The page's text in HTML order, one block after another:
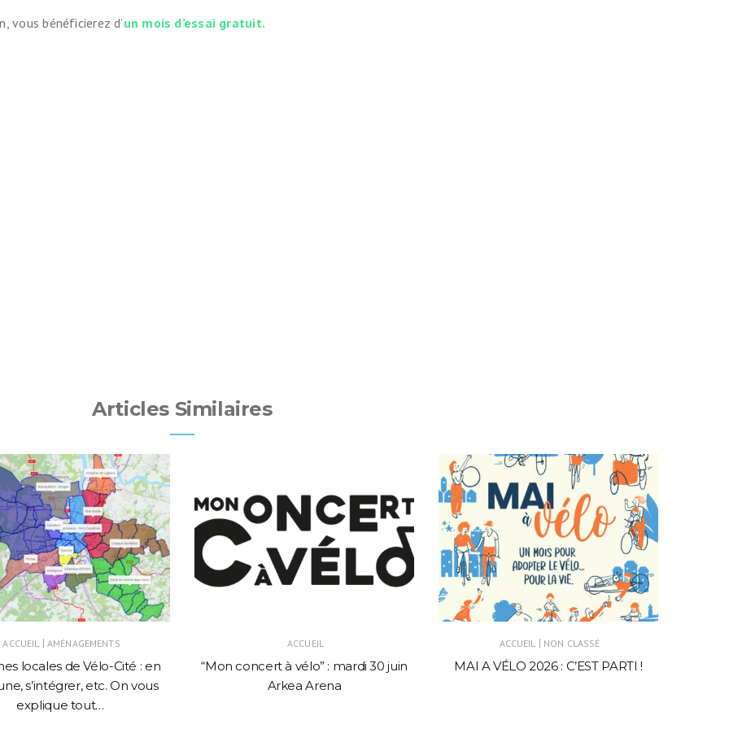
vous bénéficierez d’un mois d’essai gratuit.
Articles Similaires
ACCUEIL | AMÉNAGEMENTS
locales de Vélo-Cité : en
s’intégrer, etc. On vous
explique tout…
ACCUEIL
“Mon concert à vélo” : mardi 30 juin
Arkea Arena
ACCUEIL | NON CLASSÉ
MAI A VÉLO 2026 : C’EST PARTI !